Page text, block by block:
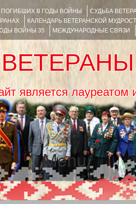
ПОГИБШИХ В ГОДЫ ВОЙНЫ СУДЬБА
КАЛЕНДАРЬ ВЕТЕРАНСКОЙ
ВОЙНЫ 35 МЕЖДУНАРОДНЫЕ СВЯЗИ
является
Menu
SKIP TO CONTENT